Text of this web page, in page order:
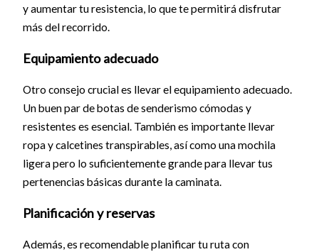
y aumentar tu resistencia, lo que te permitirá disfrutar
más del recorrido.
Equipamiento adecuado
Otro consejo crucial es llevar el equipamiento adecuado.
Un buen par de botas de senderismo cómodas y
resistentes es esencial. También es importante llevar
ropa y calcetines transpirables, así como una mochila
ligera pero lo suficientemente grande para llevar tus
pertenencias básicas durante la caminata.
Planificación y reservas
Además, es recomendable planificar tu ruta con